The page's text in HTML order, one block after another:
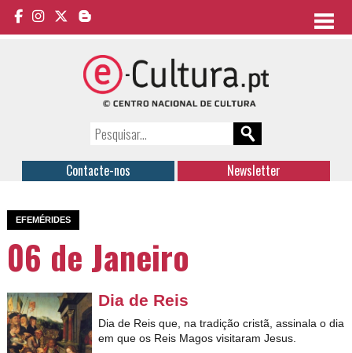
Contacte-nos Newsletter
EFEMÉRIDES
06 de Janeiro
Dia de Reis
Dia de Reis que, na tradição cristã, assinala o dia
em que os Reis Magos visitaram Jesus.